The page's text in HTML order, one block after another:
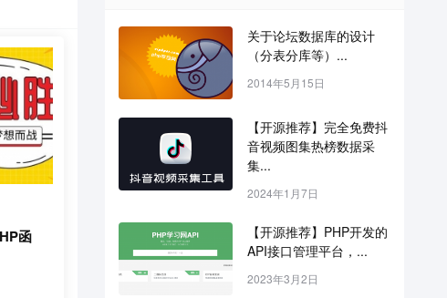
函
关于论坛数据库的设计
（分表分库等）...
2014年5月15日
【开源推荐】完全免费抖
音视频图集热榜数据采
集...
2024年1月7日
【开源推荐】PHP开发的
API接口管理平台，...
2023年3月2日